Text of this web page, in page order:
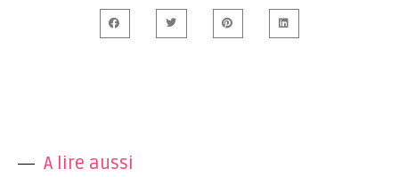
A lire aussi